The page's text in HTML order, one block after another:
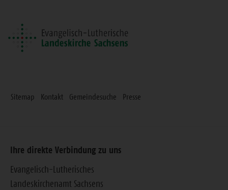
Sitemap Kontakt Gemeindesuche Presse
Ihre direkte Verbindung zu uns
Evangelisch-Lutherisches
Landeskirchenamt Sachsens